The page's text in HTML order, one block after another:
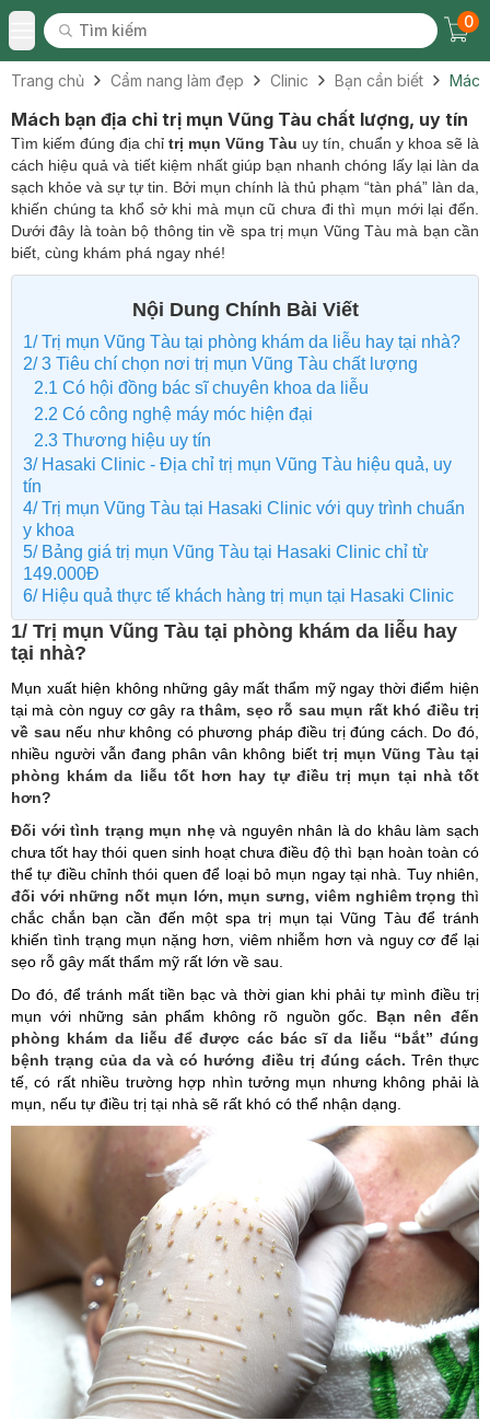
Toggle Menu
Tìm kiếm
Tìm kiếm
0
Trang chủ Cẩm nang làm đẹp Clinic Bạn cần biết
Mách bạn địa chỉ trị mụn Vũng Tàu chất lượng, uy tín
Tìm kiếm đúng địa chỉ trị mụn Vũng Tàu uy tín, chuẩn y khoa sẽ là
cách hiệu quả và tiết kiệm nhất giúp bạn nhanh chóng lấy lại làn da
sạch khỏe và sự tự tin. Bởi mụn chính là thủ phạm “tàn phá” làn da,
khiến chúng ta khổ sở khi mà mụn cũ chưa đi thì mụn mới lại đến.
Dưới đây là toàn bộ thông tin về spa trị mụn Vũng Tàu mà bạn cần
biết, cùng khám phá ngay nhé!
Nội Dung Chính Bài Viết
1/ Trị mụn Vũng Tàu tại phòng khám da liễu hay tại nhà?
2/ 3 Tiêu chí chọn nơi trị mụn Vũng Tàu chất lượng
2.1 Có hội đồng bác sĩ chuyên khoa da liễu
2.2 Có công nghệ máy móc hiện đại
2.3 Thương hiệu uy tín
3/ Hasaki Clinic - Địa chỉ trị mụn Vũng Tàu hiệu quả, uy
tín
4/ Trị mụn Vũng Tàu tại Hasaki Clinic với quy trình chuẩn
y khoa
5/ Bảng giá trị mụn Vũng Tàu tại Hasaki Clinic chỉ từ
149.000Đ
6/ Hiệu quả thực tế khách hàng trị mụn tại Hasaki Clinic
1/ Trị mụn Vũng Tàu tại phòng khám da liễu hay
tại nhà?
Mụn xuất hiện không những gây mất thẩm mỹ ngay thời điểm hiện
tại mà còn nguy cơ gây rathâm, sẹo rỗ sau mụn rất khó điều trị
về sau nếu như không có phương pháp điều trị đúng cách. Do đó,
nhiều người vẫn đang phân vân không biết trị mụn Vũng Tàu tại
phòng khám da liễu tốt hơn hay tự điều trị mụn tại nhà tốt
hơn?
Đối với tình trạng mụn nhẹvà nguyên nhân là do khâu làm sạch
chưa tốt hay thói quen sinh hoạt chưa điều độ thì bạn hoàn toàn có
thể tự điều chỉnh thói quen để loại bỏ mụn ngay tại nhà. Tuy nhiên,
đối với những nốt mụn lớn, mụn sưng, viêm nghiêm trọng thì
chắc chắn bạn cần đến một spa trị mụn tại Vũng Tàu để tránh
khiến tình trạng mụn nặng hơn, viêm nhiễm hơn và nguy cơ để lại
sẹo rỗ gây mất thẩm mỹ rất lớn về sau.
Do đó, để tránh mất tiền bạc và thời gian khi phải tự mình điều trị
mụn với những sản phẩm không rõ nguồn gốc. Bạn nên đến
phòng khám da liễu để được các bác sĩ da liễu “bắt” đúng
bệnh trạng của da và có hướng điều trị đúng cách. Trên thực
tế, có rất nhiều trường hợp nhìn tưởng mụn nhưng không phải là
mụn, nếu tự điều trị tại nhà sẽ rất khó có thể nhận dạng.